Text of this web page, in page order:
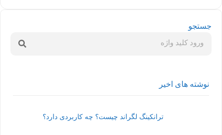
جستجو
نوشته های اخیر
ترانکینگ لگراند چیست؟ چه کاربردی دارد؟